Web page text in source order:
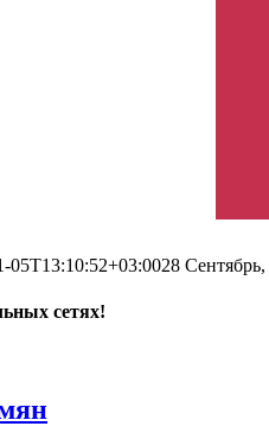
05T13:10:52+03:0028
сетях!